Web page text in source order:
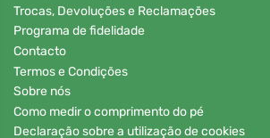
Trocas, Devoluções e Reclamações
Programa de fidelidade
Contacto
Termos e Condições
Sobre nós
Como medir o comprimento do pé
Declaração sobre a utilização de cookies